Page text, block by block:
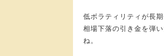
低ボラティリティが長
相場下落の引き金を弾
ね。